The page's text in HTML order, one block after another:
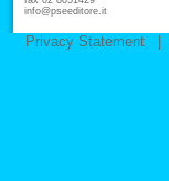
info@pseeditore.it
Privacy Statement